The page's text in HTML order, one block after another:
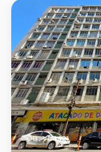
CÓD. V04621